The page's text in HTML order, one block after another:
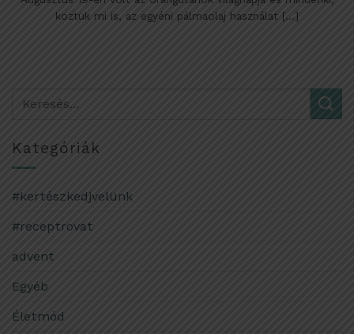
köztük mi is, az egyéni pálmaolaj használat [...]
Kategóriák
#kertészkedjvelünk
#receptrovat
advent
Egyéb
Életmód